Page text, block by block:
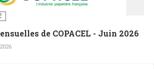
de COPACEL - Juin 2026